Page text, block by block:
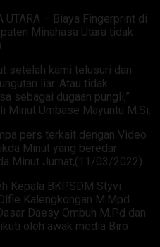
UTARA – Biaya Fingerprint di
Minahasa Utara tidak
setelah kami telusuri dan
liar. Atau tidak
sebagai dugaan pungli,”
Minut Umbase Mayuntu M.Si.
pers terkait dengan Video
Minut yang beredar
Minut Jumat,(11/03/2022).
Kepala BKPSDM Styvi
Kalengkongan M.Mpd
Daesy Ombuh M.Pd dan
oleh awak media Biro